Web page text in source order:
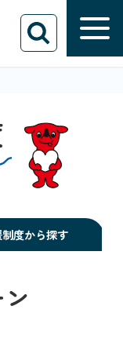
度から探す